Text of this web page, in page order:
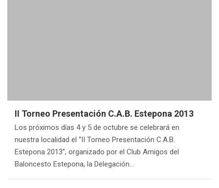
II Torneo Presentación C.A.B. Estepona 2013
Los próximos días 4 y 5 de octubre se celebrará en
nuestra localidad el “II Torneo Presentación C.A.B.
Estepona 2013”, organizado por el Club Amigos del
Baloncesto Estepona, la Delegación…